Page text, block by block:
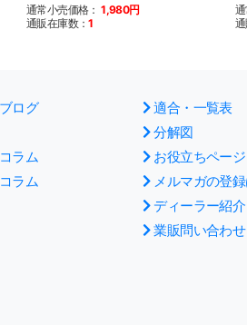
通常小売価格： 1,980円
通販在庫数：1
通
ログ
ラム
ラム
適合・一覧表
分解図
お役立ちページ
メルマガの登
ディーラー紹介
業販問い合わせ